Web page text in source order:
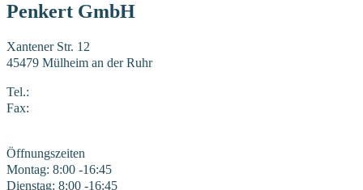
Penkert GmbH
Xantener Str. 12
45479 Mülheim an der Ruhr
Tel.:
Fax:
Öffnungszeiten
Montag: 8:00 -16:45
Dienstag: 8:00 -16:45